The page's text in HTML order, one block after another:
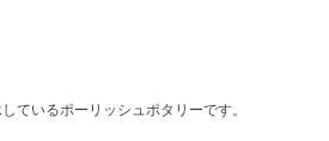
ているポーリッシュポタリーです。